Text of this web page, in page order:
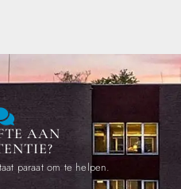
AAN
paraat om te helpen.